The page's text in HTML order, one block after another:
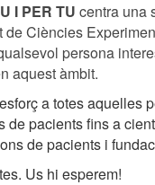
I PER TU centra una
de Ciències
persona
aquest àmbit.
a totes aquelles
pacients fins a
de pacients i
Us hi esperem!